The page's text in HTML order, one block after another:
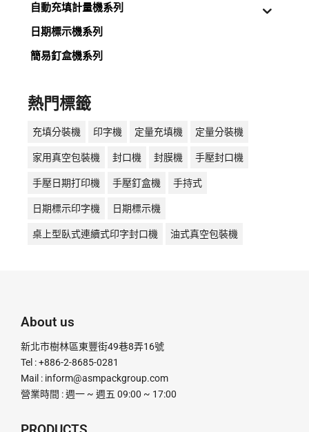
自動充填計量機系列
日期標示機系列
簡易釘盒機系列
熱門標籤
充填分裝機 印字機 定量充填機 定量分裝機
家用真空包裝機 封口機 封膜機 手壓封口機
手壓日期打印機 手壓釘盒機 手持式
日期標示印字機 日期標示機
桌上型臥式連續式印字封口機 油式真空包裝機
計量分裝機 超音波釘盒機
連續式封口機 釘盒機
About us
新北市樹林區東豐街49巷8弄16號
Tel : +886-2-8685-0281
Mail : inform@asmpackgroup.com
營業時間 : 週一 ~ 週五 09:00 ~ 17:00